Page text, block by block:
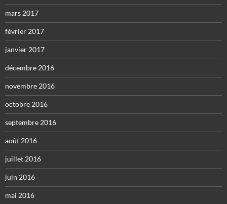
mars 2017
février 2017
janvier 2017
décembre 2016
novembre 2016
octobre 2016
septembre 2016
août 2016
juillet 2016
juin 2016
mai 2016